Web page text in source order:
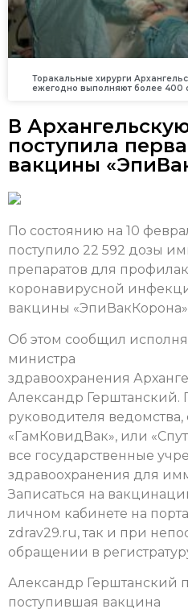
Торакальные хирурги
ежегодно выполняют более 400
В
поступила
вакцины
По состоянию на 10
поступило 22 592 дозы
препаратов для
коронавирусной
вакцины
Об этом сообщил
министра
здравоохранения
Александр Герштанский.
руководителя
«ГамКовидВак», или
все государственные
здравоохранения для
Записаться на
личном кабинете на
zdrav29.ru, так и при
обращении в
Александр Герштанский
поступившая вакцина